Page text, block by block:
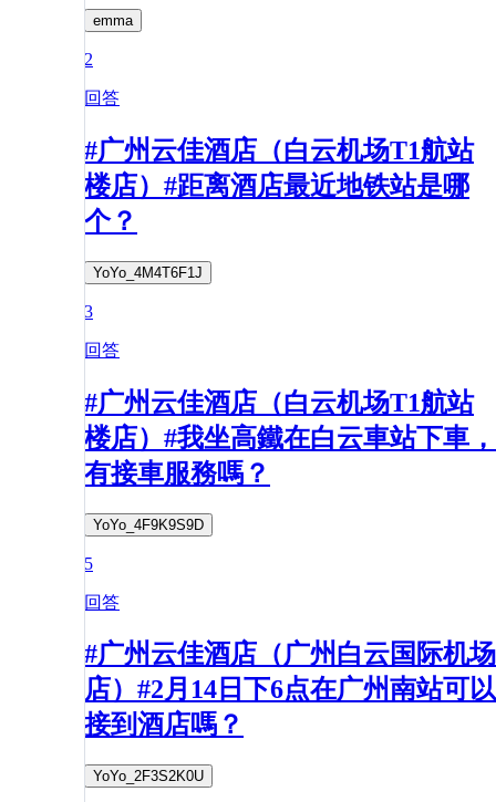
emma
2
回答
#广州云佳酒店（白云机场T1航站
楼店）#距离酒店最近地铁站是哪
个？
YoYo_4M4T6F1J
3
回答
#广州云佳酒店（白云机场T1航站
楼店）#我坐高鐵在白云車站下車，
有接車服務嗎？
YoYo_4F9K9S9D
5
回答
#广州云佳酒店（广州白云国际机场
店）#2月14日下6点在广州南站可以
接到酒店嗎？
YoYo_2F3S2K0U